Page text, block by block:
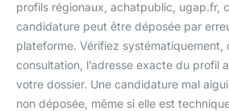
profils régionaux, achatpublic, ugap.fr,
candidature peut être déposée par
plateforme. Vérifiez systématiquement,
consultation, l’adresse exacte du profil
votre dossier. Une candidature mal
non déposée, même si elle est